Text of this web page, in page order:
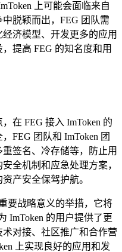
上可能会面临来自
脱颖而出，FEG 团队需
济模型、开发更多的应用
提高 FEG 的知名度和用
在 FEG 接入 ImToken 的
FEG 团队和 ImToken 团
签名、冷存储等，防止用
全机制和应急处理方案，
产安全保驾护航。
要战略意义的举措，它将
ImToken 的用户提供了更
对接、社区推广和合作营
上实现良好的应用和发